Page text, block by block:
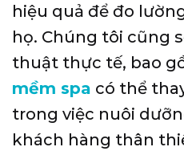
hiệu quả để đo
họ. Chúng tôi cũng
thuật thực tế, bao
mềm spa có thể
trong việc nuôi
khách hàng thân